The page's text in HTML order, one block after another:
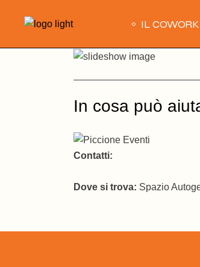
IL
In cosa può
Contatti:
Dove si trova: Spazio